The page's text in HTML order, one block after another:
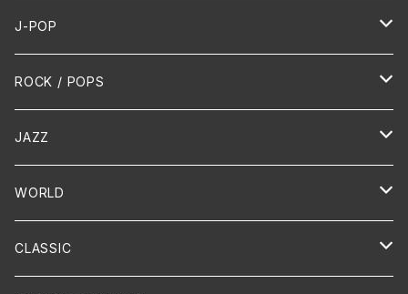
J-POP
HR/HM
演歌 / 歌謡曲
PUNK/HARDCORE
Hip-Hop/Dancehall Reggae
ROCK / POPS
Oldies
HR/HM
JAZZ
Vocal
Piano
WORLD
HAWAIIAN
CLASSIC